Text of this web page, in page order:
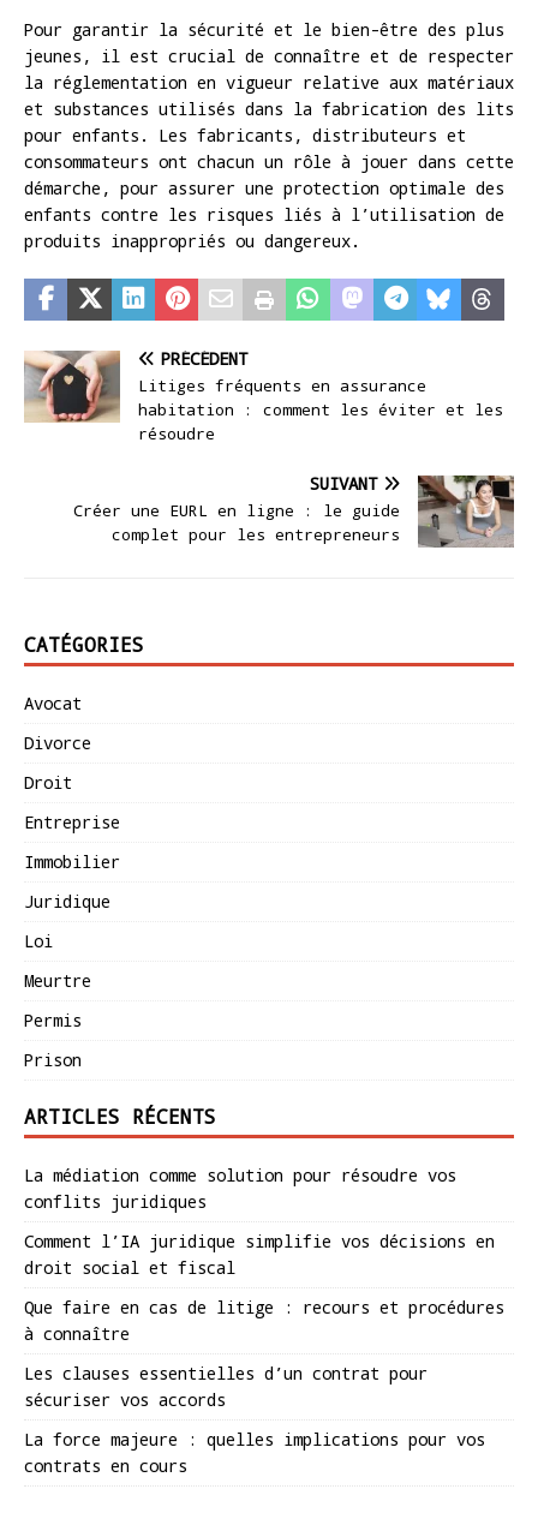
Pour garantir la sécurité et le bien-être des plus
jeunes, il est crucial de connaître et de respecter
la réglementation en vigueur relative aux matériaux
et substances utilisés dans la fabrication des lits
pour enfants. Les fabricants, distributeurs et
consommateurs ont chacun un rôle à jouer dans cette
démarche, pour assurer une protection optimale des
enfants contre les risques liés à l’utilisation de
produits inappropriés ou dangereux.
PRÉCÉDENT
Litiges fréquents en assurance
habitation : comment les éviter et les
résoudre
SUIVANT
Créer une EURL en ligne : le guide
complet pour les entrepreneurs
CATÉGORIES
Avocat
Divorce
Droit
Entreprise
Immobilier
Juridique
Loi
Meurtre
Permis
Prison
ARTICLES RÉCENTS
La médiation comme solution pour résoudre vos
conflits juridiques
Comment l’IA juridique simplifie vos décisions en
droit social et fiscal
Que faire en cas de litige : recours et procédures
à connaître
Les clauses essentielles d’un contrat pour
sécuriser vos accords
La force majeure : quelles implications pour vos
contrats en cours